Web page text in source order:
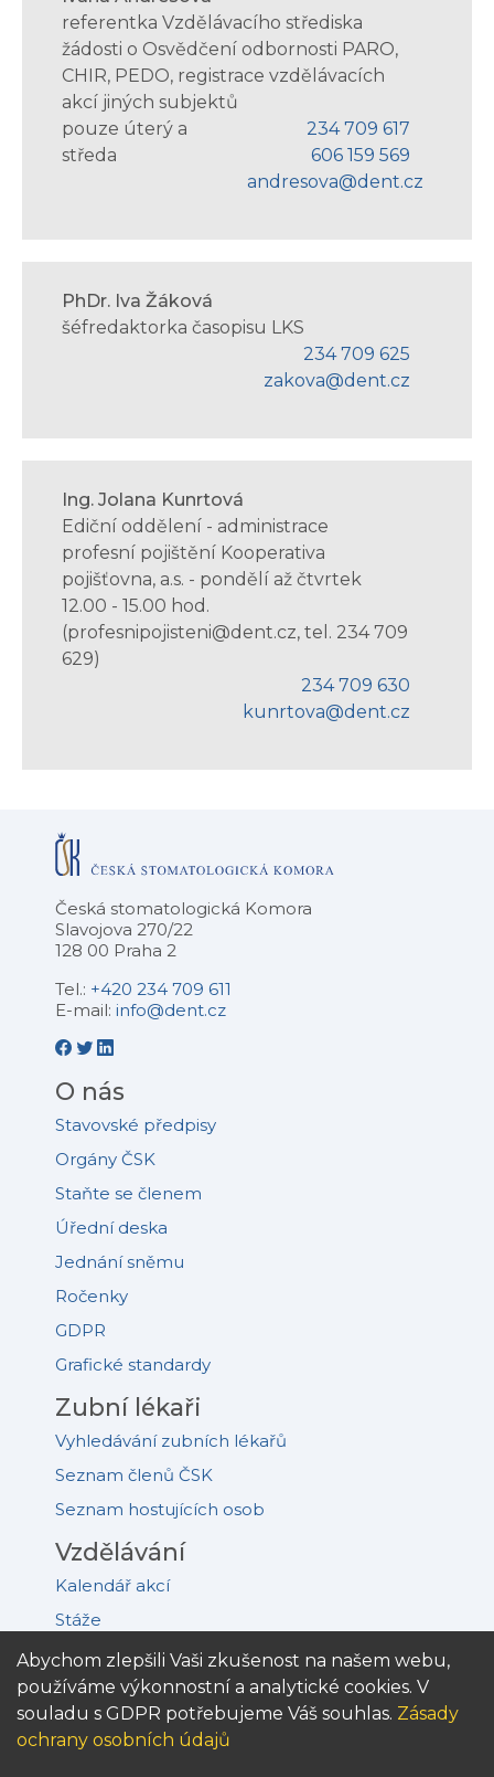
Abychom zlepšili Vaši zkušenost na našem webu,
používáme výkonnostní a analytické cookies. V
souladu s GDPR potřebujeme Váš souhlas. Zásady
ochrany osobních údajů
referentka Vzdělávacího střediska
žádosti o Osvědčení odbornosti PARO,
CHIR, PEDO, registrace vzdělávacích
akcí jiných subjektů
pouze úterý a
středa
234 709 617
606 159 569
andresova@dent.cz
PhDr. Iva Žáková
šéfredaktorka časopisu LKS
234 709 625
zakova@dent.cz
Ing. Jolana Kunrtová
Ediční oddělení - administrace
profesní pojištění Kooperativa
pojišťovna, a.s. - pondělí až čtvrtek
12.00 - 15.00 hod.
(profesnipojisteni@dent.cz, tel. 234 709
629)
234 709 630
kunrtova@dent.cz
Česká stomatologická Komora
Slavojova 270/22
128 00 Praha 2
Tel.: +420 234 709 611
E-mail: info@dent.cz
O nás
Stavovské předpisy
Orgány ČSK
Staňte se členem
Úřední deska
Jednání sněmu
Ročenky
GDPR
Grafické standardy
Zubní lékaři
Vyhledávání zubních lékařů
Seznam členů ČSK
Seznam hostujících osob
Vzdělávání
Kalendář akcí
Stáže
Akreditovaná pracoviště
Kongres PDD
Knihy
Časopisy